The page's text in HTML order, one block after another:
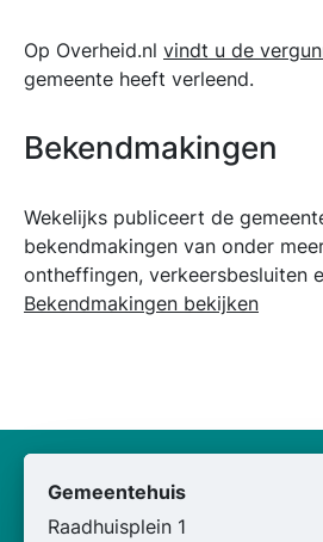
Op Overheid.nl vindt u de
gemeente heeft verleend.
Bekendmakingen
Wekelijks publiceert de
bekendmakingen van onder
ontheffingen, verkeersbesluiten
Bekendmakingen bekijken
Gemeentehuis
Raadhuisplein 1